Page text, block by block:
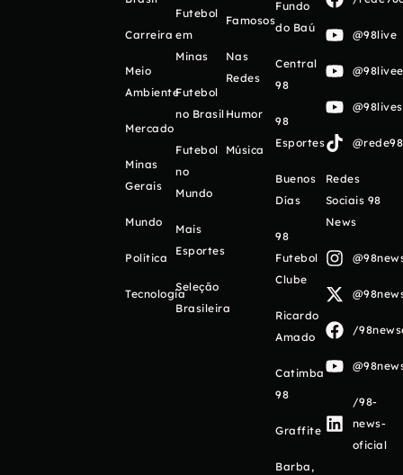
Carreira
Meio
Ambiente
Mercado
Minas
Gerais
Mundo
Política
Tecnologia
Futebol
em
Minas
Futebol
no Brasil
Futebol
no
Mundo
Mais
Esportes
Seleção
Brasileira
Famosos
Nas
Redes
Humor
Música
Fundo
do Baú
Central
98
98
Esportes
Buenos
Días
98
Futebol
Clube
Ricardo
Amado
Catimba
98
Graffite
Barba,
@98live
Redes
Sociais 98
News
/
/98-
news-
oficial